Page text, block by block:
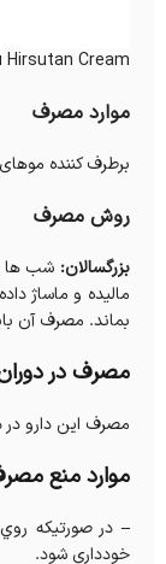
Hirsutan Cream
موارد مصرف
برطرف کننده
روش مصرف
بزرگسالان: شب ها
ماليده و ماساژ
بماند. مصرف آن بايد به مدت 6 ماه به
مصرف در
مصرف این دارو در
موارد منع
– در صورتيكه
خودداري شود.